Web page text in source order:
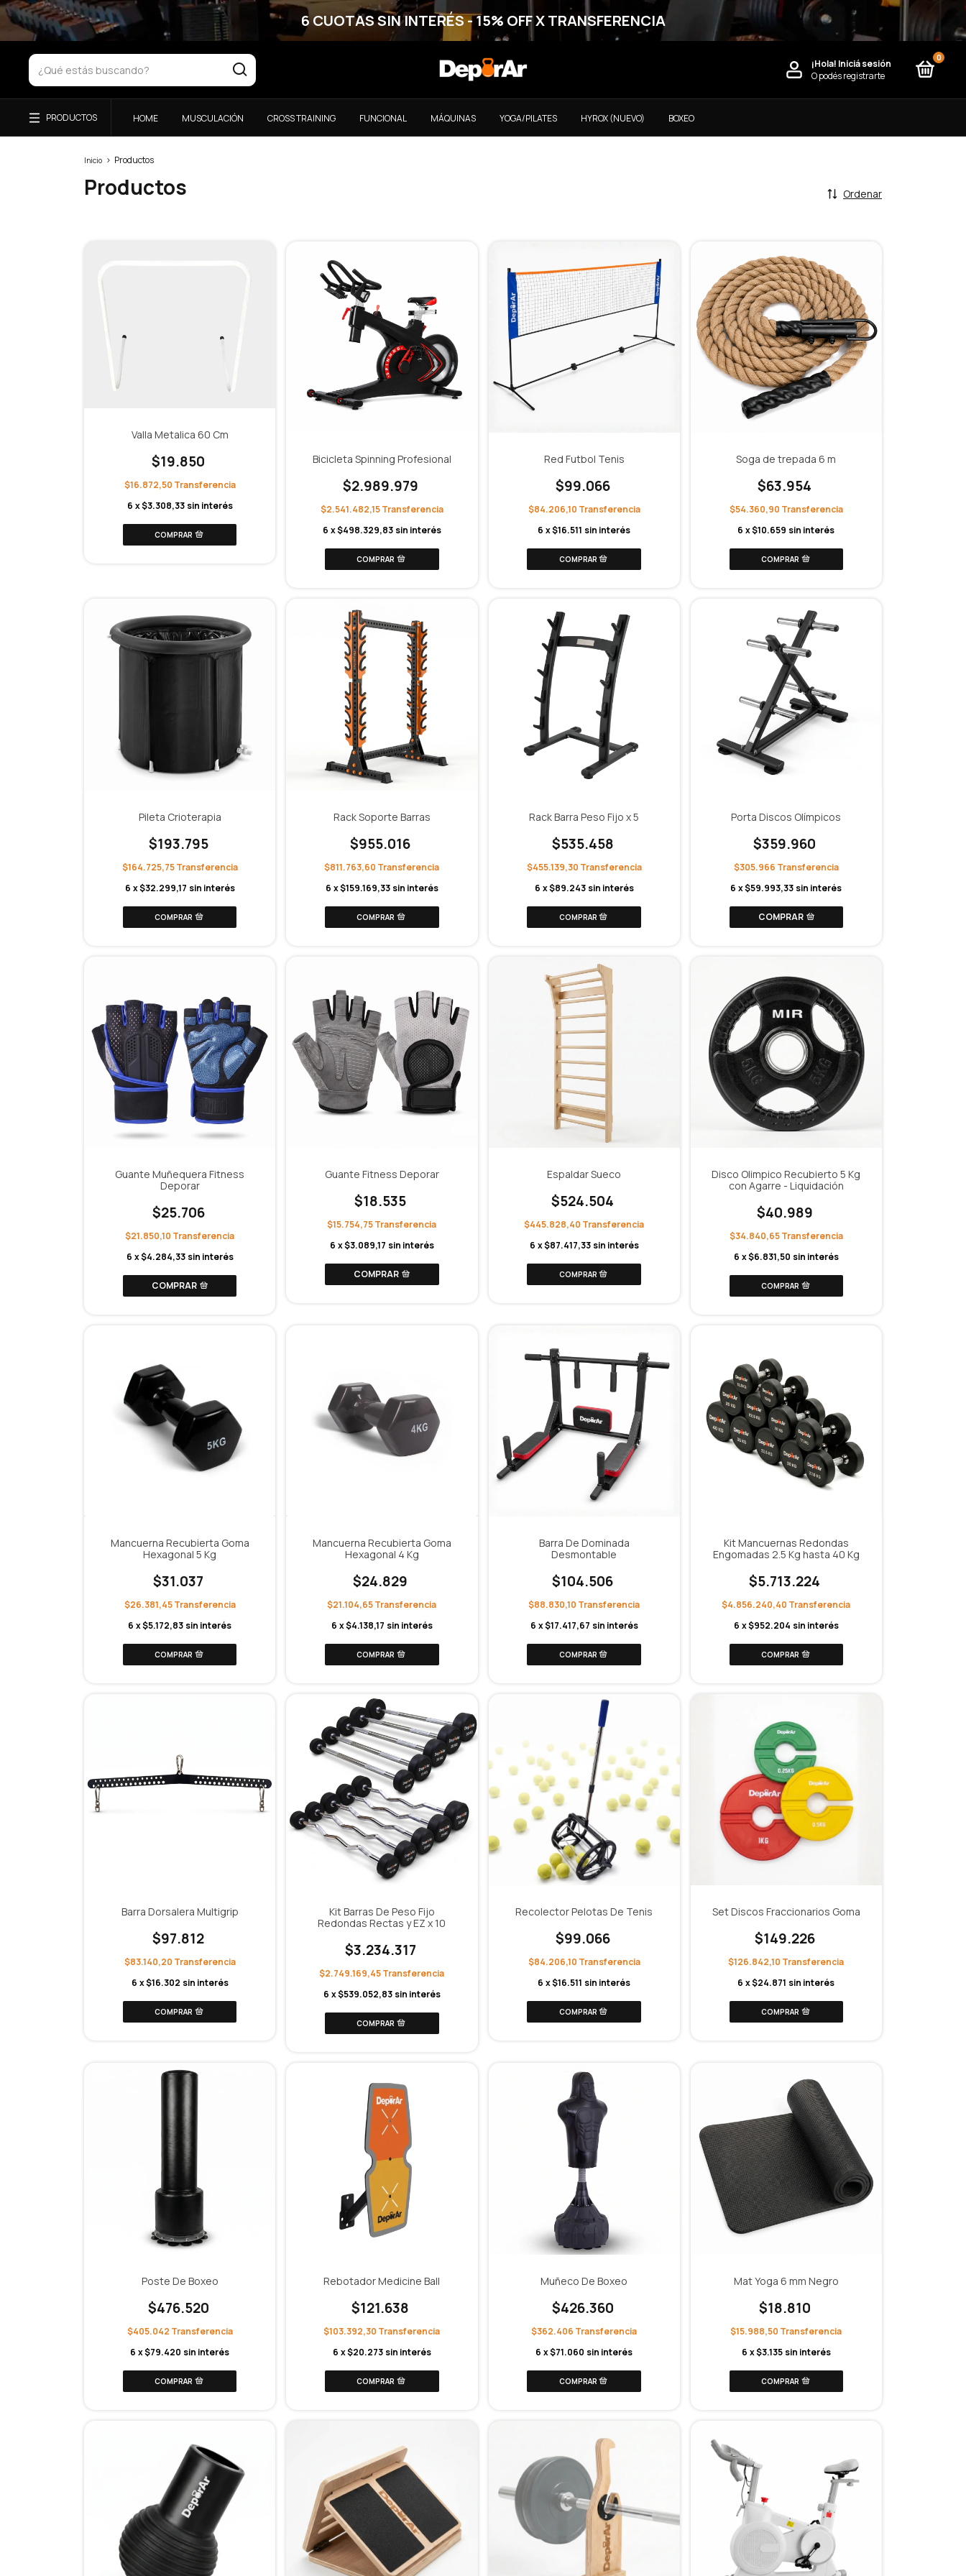
6 CUOTAS SIN INTERÉS - 15% OFF X TRANSFERENCIA
¡Hola! Iniciá sesión
O podés registrarte
0
HOME MUSCULACIÓN CROSS TRAINING FUNCIONAL MÁQUINAS YOGA/PILATES HYROX (NUEVO) BOXEO
Inicio > Productos
Productos Ordenar
Valla Metalica 60 Cm
$19.850
$16.872,50
6 x$3.308,33 sin interés
Bicicleta Spinning Profesional
$2.989.979
$2.541.482,15
6 x$498.329,83 sin interés
Red Futbol Tenis
$99.066
$84.206,10
6 x$16.511 sin interés
Soga de trepada 6 m
$63.954
$54.360,90
6 x$10.659 sin interés
Pileta Crioterapia
$193.795
$164.725,75
6 x$32.299,17 sin interés
Rack Soporte Barras
$955.016
$811.763,60
6 x$159.169,33 sin interés
Rack Barra Peso Fijo x 5
$535.458
$455.139,30
6 x$89.243 sin interés
Porta Discos Olímpicos
$359.960
$305.966
6 x$59.993,33 sin interés
COMPRAR
Guante Muñequera Fitness
Deporar
$25.706
$21.850,10
6 x$4.284,33 sin interés
COMPRAR
Guante Fitness Deporar
$18.535
$15.754,75
6 x$3.089,17 sin interés
COMPRAR
Espaldar Sueco
$524.504
$445.828,40
6 x$87.417,33 sin interés
Disco Olimpico Recubierto 5 Kg
con Agarre - Liquidación
$40.989
$34.840,65
6 x$6.831,50 sin interés
Mancuerna Recubierta Goma
Hexagonal 5 Kg
$31.037
$26.381,45
6 x$5.172,83 sin interés
Mancuerna Recubierta Goma
Hexagonal 4 Kg
$24.829
$21.104,65
6 x$4.138,17 sin interés
Barra De Dominada
Desmontable
$104.506
$88.830,10
6 x$17.417,67 sin interés
Kit Mancuernas Redondas
Engomadas 2.5 Kg hasta 40 Kg
$5.713.224
$4.856.240,40
6 x$952.204 sin interés
Barra Dorsalera Multigrip
$97.812
$83.140,20
6 x$16.302 sin interés
Kit Barras De Peso Fijo
Redondas Rectas y EZ x 10
$3.234.317
$2.749.169,45
6 x$539.052,83 sin interés
Recolector Pelotas De Tenis
$99.066
$84.206,10
6 x$16.511 sin interés
Set Discos Fraccionarios Goma
$149.226
$126.842,10
6 x$24.871 sin interés
Poste De Boxeo
$476.520
$405.042
6 x$79.420 sin interés
Rebotador Medicine Ball
$121.638
$103.392,30
6 x$20.273 sin interés
Muñeco De Boxeo
$426.360
$362.406
6 x$71.060 sin interés
Mat Yoga 6 mm Negro
$18.810
$15.988,50
6 x$3.135 sin interés